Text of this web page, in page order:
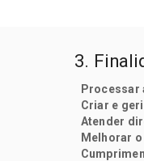
3.
Processar
Criar e
Atender
Melhorar